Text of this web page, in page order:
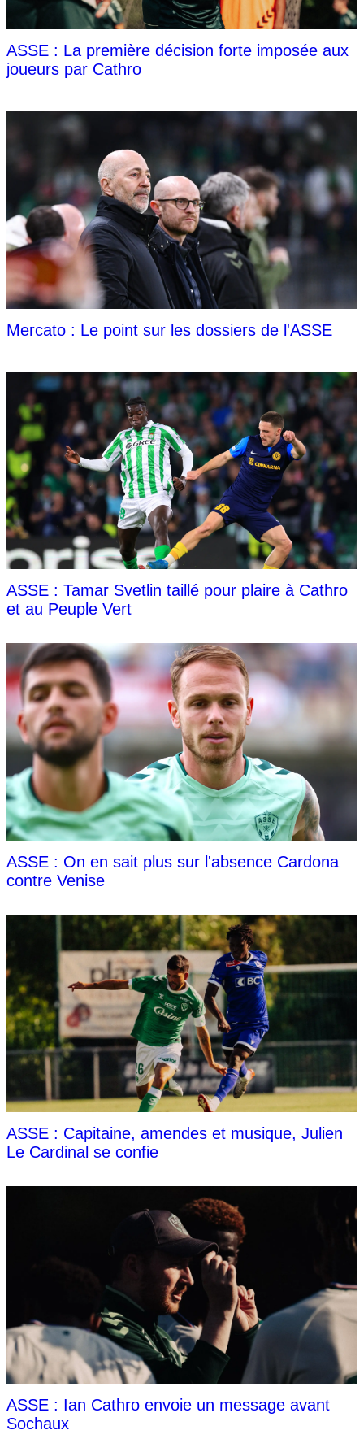
ASSE : La première décision forte imposée aux
joueurs par Cathro
Mercato : Le point sur les dossiers de l'ASSE
ASSE : Tamar Svetlin taillé pour plaire à Cathro
et au Peuple Vert
ASSE : On en sait plus sur l'absence Cardona
contre Venise
ASSE : Capitaine, amendes et musique, Julien
Le Cardinal se confie
ASSE : Ian Cathro envoie un message avant
Sochaux